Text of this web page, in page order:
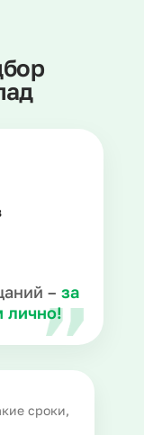
– за
лично!
сроки,